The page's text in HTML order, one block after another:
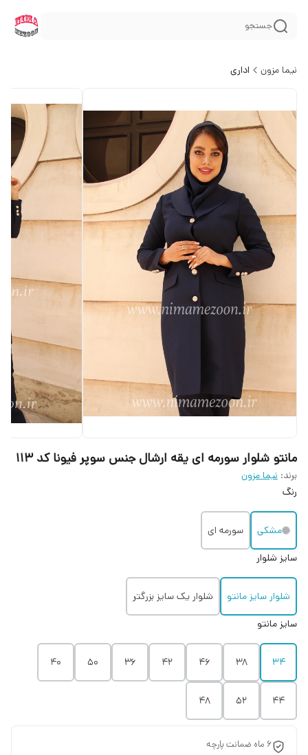
جستجو
نیما مزون اداری
مانتو شلوار سورمه ای یقه ارشال جنس سوپر فیونا کد ۱۱۳
برند: نیما مزون
رنگ
مشکی
سورمه ای
سایز شلوار
شلوار سایز مانتو
شلوار یک سایز بزرگتر
سایز مانتو
۳۴ 38
46
42
36
50
40
44
52
48
6 ماه ضمانت پارچه